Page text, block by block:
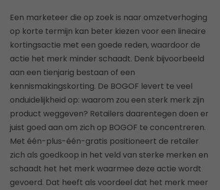
Een marketeer die op zoek is naar omzetverhoging
op korte termijn kan beter kiezen voor een lineaire
kortingsactie met een goede reden, waardoor de
actie het merk minder schaadt. Denk bijvoorbeeld
aan een tienjarig bestaan of een
kennismakingskorting. De BOGOF levert te veel
onduidelijkheid op: waarom zou een sterk merk zijn
product weggeven? Retailers daarentegen doen er
juist goed aan om zich op BOGOF te concentreren.
Met één-plus-één-gratis positioneert de retailer
zich als goedkoop in het veld van sterke merken en
schaadt het het merk waarmee deze actie wordt
gevoerd. Dat heeft als voordeel dat het merk meer